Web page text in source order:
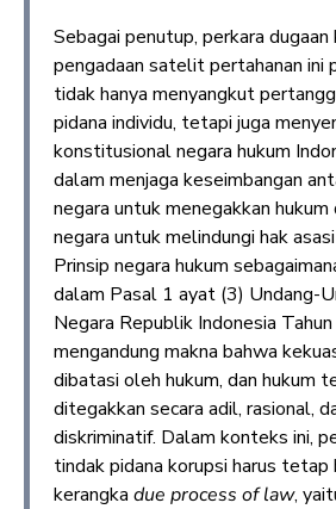
Sebagai penutup, perkara dugaan
pengadaan satelit pertahanan ini
tidak hanya menyangkut
pidana individu, tetapi juga
konstitusional negara hukum
dalam menjaga keseimbangan
negara untuk menegakkan hukum
negara untuk melindungi hak
Prinsip negara hukum
dalam Pasal 1 ayat (3) Undang-
Negara Republik Indonesia
mengandung makna bahwa
dibatasi oleh hukum, dan hukum
ditegakkan secara adil, rasional,
diskriminatif. Dalam konteks ini,
tindak pidana korupsi harus tetap
kerangka due process of law,